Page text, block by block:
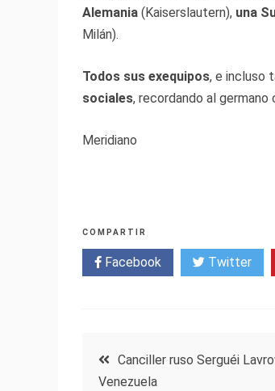
Alemania (Kaiserslautern), una
Milán).
Todos sus exequipos, e incluso
sociales, recordando al germano
Meridiano
COMPARTIR
Facebook Twitter
Navegación
Canciller ruso Serguéi
Venezuela